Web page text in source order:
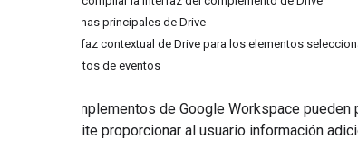
Páginas principales de Drive
Interfaz contextual de Drive para los elementos
Objetos de eventos
Los complementos de Google Workspace
te permite proporcionar al usuario información